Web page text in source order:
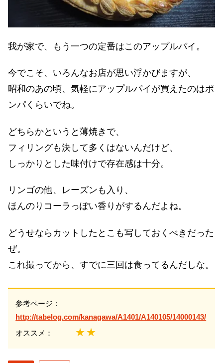
我が家で、もう一つの定番はこのアップルパイ。
今でこそ、いろんなお店が思い浮かびますが、
昭和のあの頃、気軽にアップルパイが買えたのはポ
ンパくらいでね。
どちらかというと薄焼きで、
フィリングも決して多くはないんだけど、
しっかりとした味付けで存在感は十分。
リンゴの他、レーズンも入り、
ほんのりコーラっぽい香りがするんだよね。
どうせならカットしたとこも写しておくべきだった
ぜ。
これ撮ってから、すでに三回は食ってるんだしな。
参考ページ：
http://tabelog.com/kanagawa/A1401/A140105/14000143/
オススメ： ★★